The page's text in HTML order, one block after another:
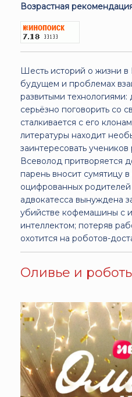
Возрастная
Шесть историй о жизни
будущем и проблемах
развитыми
серьёзно поговорить со
сталкивается с его
литературы находит
заинтересовать учеников
Всеволод притворяется
парень вносит сумятицу
оцифрованных
адвокатесса вынуждена
убийстве кофемашины с
интеллектом; потеряв
охотится на роботов-
Оливье и